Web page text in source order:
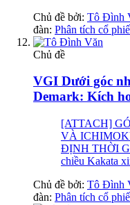
Chủ đề bởi: Tô Đình
đàn: Phân tích cổ
Chủ đề
VGI Dưới góc
Demark: Kích
[ATTACH]
VÀ
ĐỊNH THỜI
chiều Kakata
Chủ đề bởi: Tô Đình
đàn: Phân tích cổ